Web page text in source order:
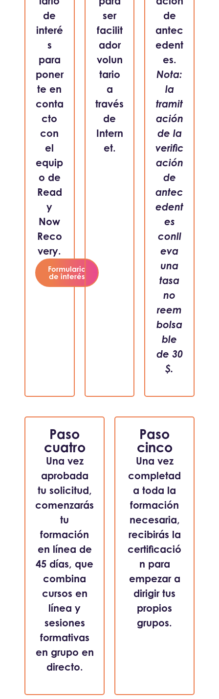
de
interé
s
para
poner
te en
conta
cto
con
el
equip
o de
Read
y
Now
Reco
very.
Formulario
de interés
ser
facilit
ador
volun
tario
a
través
de
Intern
et.
de
antec
edent
es.
Nota:
la
tramit
ación
de la
verific
ación
de
antec
edent
es
conll
eva
una
tasa
no
reem
bolsa
ble
de 30
$.
Paso
cuatro
Una vez
aprobada
tu solicitud,
comenzarás
tu
formación
en línea de
45 días, que
combina
cursos en
línea y
sesiones
formativas
en grupo en
directo.
Paso
cinco
Una vez
completad
a toda la
formación
necesaria,
recibirás la
certificació
n para
empezar a
dirigir tus
propios
grupos.